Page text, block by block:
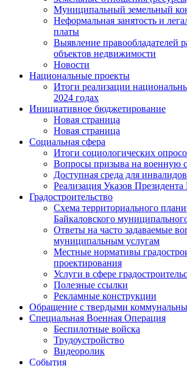
Муниципальный земельный
Неформальная занятость и
платы
Выявление правообладателей
объектов недвижимости
Новости
Национальные проекты
Итоги реализации
2024 годах
Инициативное бюджетирование
Новая страница
Новая страница
Социальная сфера
Итоги социологических
Вопросы призыва на военную
Доступная среда для инвалидов
Реализация Указов
Градостроительство
Схема территориального
Байкаловского
Ответы на часто задаваемые
муниципальным услугам
Местные нормативы
проектирования
Услуги в сфере
Полезные ссылки
Рекламные конструкции
Обращение с твердыми
Специальная Военная Операция
Беспилотные войска
Трудоустройство
Видеоролик
События